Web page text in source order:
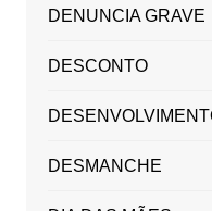
DENUNCIA GRAVE
DESCONTO
DESMANCHE